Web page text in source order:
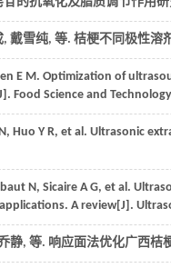
戴雪纯, 等. 桔梗不同极性溶
E M. Optimization of
Food Science and Technology
, Huo Y R, et al. Ultrasonic
N, Sicaire A G, et al.
A review[J].
静, 等. 响应面法优化广西桔